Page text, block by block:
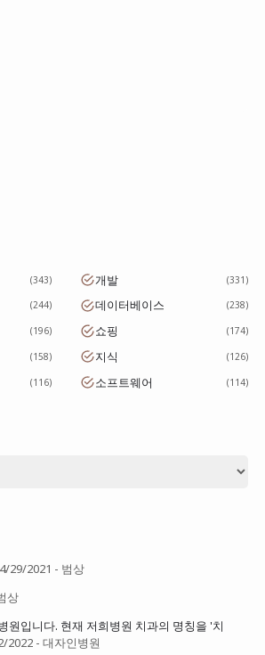
343 개발 331
244 데이터베이스 238
196 쇼핑 174
158 지식 126
116 소프트웨어 114
29/2021 - 범상
상
원입니다. 현재 저희병원 치과의 명칭을 '치
2022 - 대자인병원